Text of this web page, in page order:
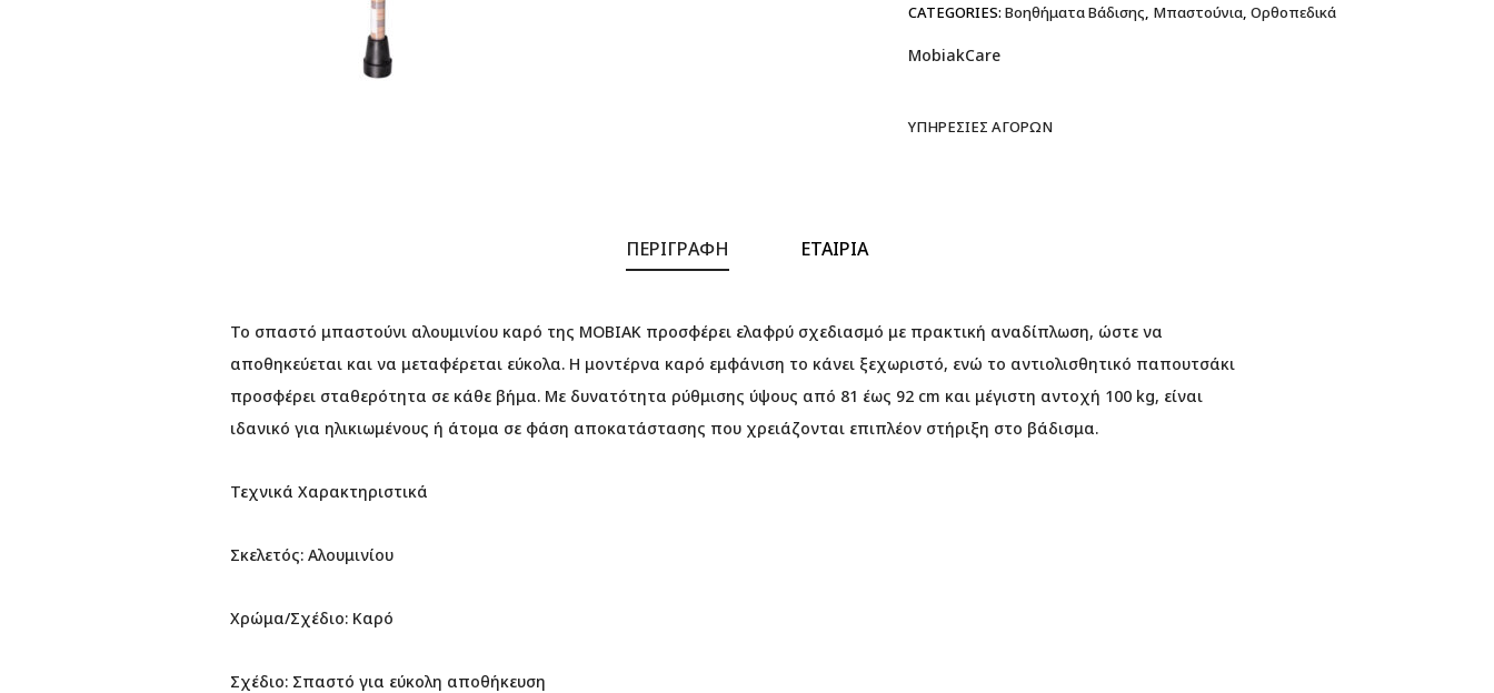
CATEGORIES: Βοηθήματα Βάδισης, Μπαστούνια, Ορθοπεδικά
MobiakCare
ΥΠΗΡΕΣΊΕΣ ΑΓΟΡΏΝ
ΠΕΡΙΓΡΑΦΉ ΕΤΑΙΡΊΑ
Το σπαστό μπαστούνι αλουμινίου καρό της MOBIAK προσφέρει ελαφρύ σχεδιασμό με πρακτική αναδίπλωση, ώστε να
αποθηκεύεται και να μεταφέρεται εύκολα. Η μοντέρνα καρό εμφάνιση το κάνει ξεχωριστό, ενώ το αντιολισθητικό παπουτσάκι
προσφέρει σταθερότητα σε κάθε βήμα. Με δυνατότητα ρύθμισης ύψους από 81 έως 92 cm και μέγιστη αντοχή 100 kg, είναι
ιδανικό για ηλικιωμένους ή άτομα σε φάση αποκατάστασης που χρειάζονται επιπλέον στήριξη στο βάδισμα.
Τεχνικά Χαρακτηριστικά
Σκελετός: Αλουμινίου
Χρώμα/Σχέδιο: Καρό
Σχέδιο: Σπαστό για εύκολη αποθήκευση